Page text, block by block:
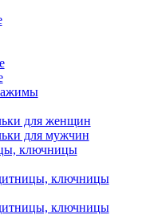
для женщин
для мужчин
ключницы
ключницы
ключницы